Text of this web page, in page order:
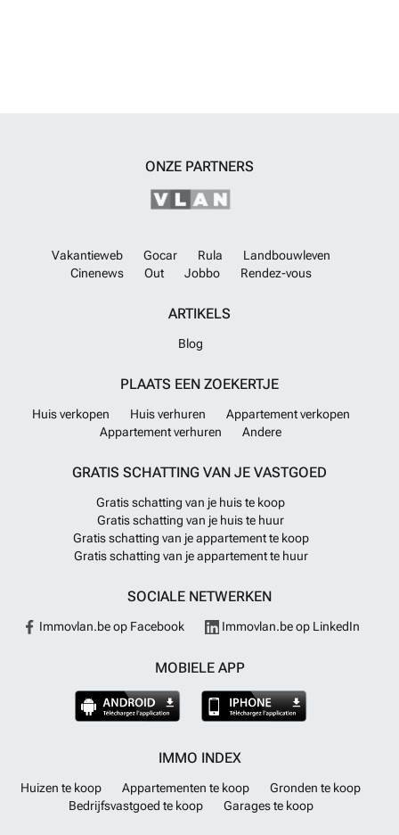
ONZE PARTNERS
Vakantieweb Gocar Rula
Landbouwleven
Cinenews
Out Jobbo Rendez-vous
ARTIKELS
Blog
PLAATS EEN ZOEKERTJE
Huis verkopen Huis verhuren
Appartement verkopen
Appartement verhuren
Andere
GRATIS SCHATTING VAN JE VASTGOED
Gratis schatting van je huis te koop
Gratis schatting van je huis te huur
Gratis schatting van je appartement te koop
Gratis schatting van je appartement te huur
SOCIALE NETWERKEN
Immovlan.be op Facebook Immovlan.be op LinkedIn
MOBIELE APP
IMMO INDEX
Huizen te koop Appartementen te koop
Gronden te koop
Bedrijfsvastgoed te koop
Garages te koop